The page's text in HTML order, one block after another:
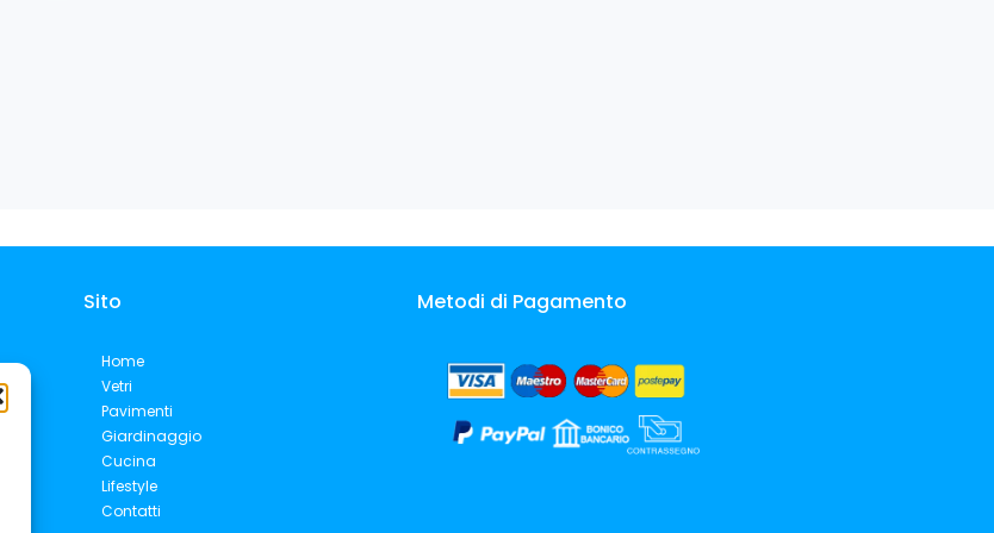
Sito
Home
Vetri
Pavimenti
Giardinaggio
Cucina
Lifestyle
Contatti
Metodi di Pagamento